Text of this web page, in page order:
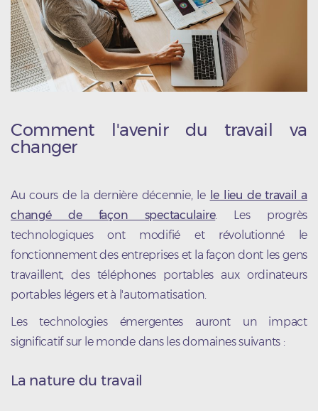
Comment l'avenir du travail va
changer
Au cours de la dernière décennie, le le lieu de travail a
changé de façon spectaculaire. Les progrès
technologiques ont modifié et révolutionné le
fonctionnement des entreprises et la façon dont les gens
travaillent, des téléphones portables aux ordinateurs
portables légers et à l'automatisation.
Les technologies émergentes auront un impact
significatif sur le monde dans les domaines suivants :
La nature du travail